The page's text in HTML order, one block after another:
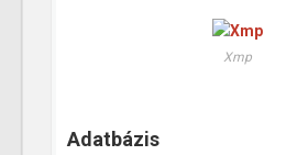
Xmp
Adatbázis